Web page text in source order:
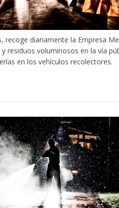
recoge diariamente la Empresa
residuos voluminosos en la vía
en los vehículos recolectores.